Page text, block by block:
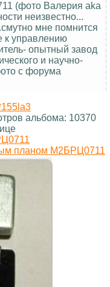
(фото Валерия aka
неизвестно...
мне помнится
к управлению
опытный завод
и научно-
с форума
альбома: 10370
планом М2БРЦ0711